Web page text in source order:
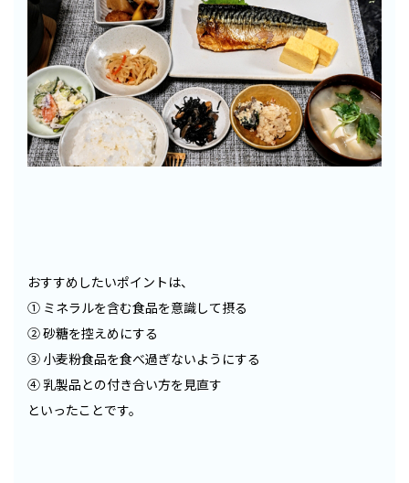
おすすめしたいポイントは、
① ミネラルを含む食品を意識して摂る
② 砂糖を控えめにする
③ 小麦粉食品を食べ過ぎないようにする
④ 乳製品との付き合い方を見直す
といったことです。